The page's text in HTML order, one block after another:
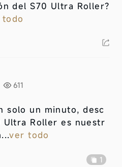
del S70 Ultra Roller?
611
solo un minuto, desc
Roller es nuestr
ver todo
1